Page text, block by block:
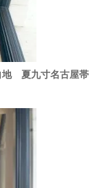
夏九寸名古屋帯